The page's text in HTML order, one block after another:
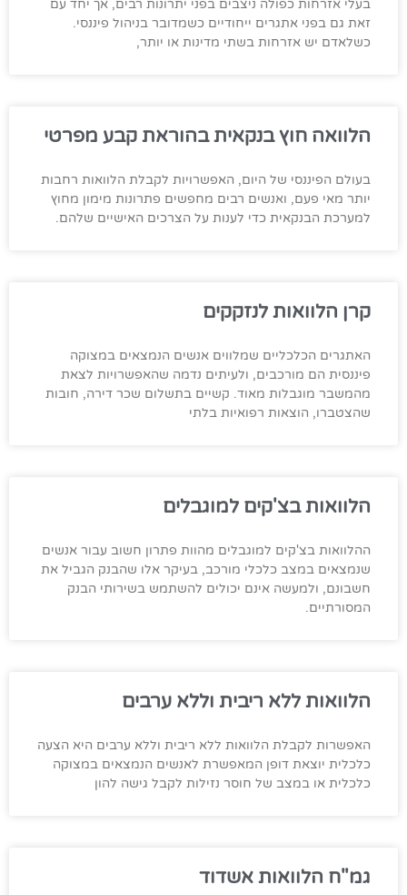
בעלי אזרחות כפולה ניצבים בפני יתרונות רבים, אך יחד עם
זאת גם בפני אתגרים ייחודיים כשמדובר בניהול פיננסי.
כשלאדם יש אזרחות בשתי מדינות או יותר,
הלוואה חוץ בנקאית בהוראת קבע מפרטי
בעולם הפיננסי של היום, האפשרויות לקבלת הלוואות רחבות
יותר מאי פעם, ואנשים רבים מחפשים פתרונות מימון מחוץ
למערכת הבנקאית כדי לענות על הצרכים האישיים שלהם.
קרן הלוואות לנזקקים
האתגרים הכלכליים שמלווים אנשים הנמצאים במצוקה
פיננסית הם מורכבים, ולעיתים נדמה שהאפשרויות לצאת
מהמשבר מוגבלות מאוד. קשיים בתשלום שכר דירה, חובות
שהצטברו, הוצאות רפואיות בלתי
הלוואות בצ'קים למוגבלים
ההלוואות בצ'קים למוגבלים מהוות פתרון חשוב עבור אנשים
שנמצאים במצב כלכלי מורכב, בעיקר אלו שהבנק הגביל את
חשבונם, ולמעשה אינם יכולים להשתמש בשירותי הבנק
המסורתיים.
הלוואות ללא ריבית וללא ערבים
האפשרות לקבלת הלוואות ללא ריבית וללא ערבים היא הצעה
כלכלית יוצאת דופן המאפשרת לאנשים הנמצאים במצוקה
כלכלית או במצב של חוסר נזילות לקבל גישה להון
גמ"ח הלוואות אשדוד